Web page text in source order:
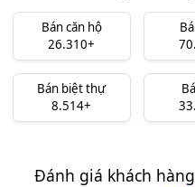
Bán căn hộ
26.310+
Bán biệt thự
8.514+
Đánh giá khách